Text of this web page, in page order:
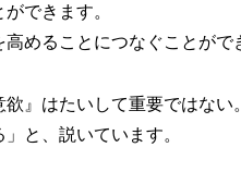
できます。
めることにつなぐことがで
』はたいして重要ではない
と、説いています。